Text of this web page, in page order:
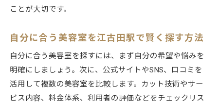
美容室カット後のアフターケアも重視しよ
自分に合うヘアスタイルの相談法と提案力
美容室カットをよりお得に楽しむための秘訣
初回割引やクーポンで美容室を上手に活用
ことが大切です。
自分に合う美容室を江古田駅で賢く探す方法
自分に合う美容室を探すには、まず自分の希望や悩みを
明確にしましょう。次に、公式サイトやSNS、口コミを
活用して複数の美容室を比較します。カット技術やサー
ビス内容、料金体系、利用者の評価などをチェックリス